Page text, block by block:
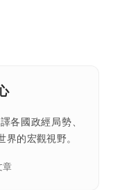
各國政經局勢、
的宏觀視野。
章